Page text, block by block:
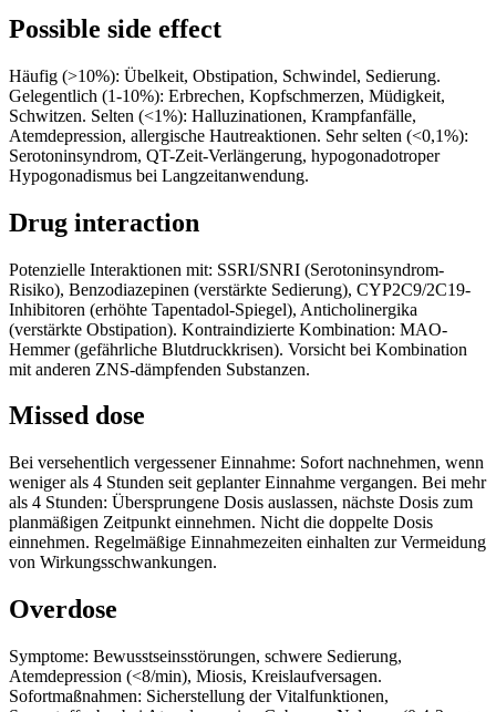
Possible side effect
Häufig (>10%): Übelkeit, Obstipation, Schwindel, Sedierung.
Gelegentlich (1-10%): Erbrechen, Kopfschmerzen, Müdigkeit,
Schwitzen. Selten (<1%): Halluzinationen, Krampfanfälle,
Atemdepression, allergische Hautreaktionen. Sehr selten (<0,1%):
Serotoninsyndrom, QT-Zeit-Verlängerung, hypogonadotroper
Hypogonadismus bei Langzeitanwendung.
Drug interaction
Potenzielle Interaktionen mit: SSRI/SNRI (Serotoninsyndrom-
Risiko), Benzodiazepinen (verstärkte Sedierung), CYP2C9/2C19-
Inhibitoren (erhöhte Tapentadol-Spiegel), Anticholinergika
(verstärkte Obstipation). Kontraindizierte Kombination: MAO-
Hemmer (gefährliche Blutdruckkrisen). Vorsicht bei Kombination
mit anderen ZNS-dämpfenden Substanzen.
Missed dose
Bei versehentlich vergessener Einnahme: Sofort nachnehmen, wenn
weniger als 4 Stunden seit geplanter Einnahme vergangen. Bei mehr
als 4 Stunden: Übersprungene Dosis auslassen, nächste Dosis zum
planmäßigen Zeitpunkt einnehmen. Nicht die doppelte Dosis
einnehmen. Regelmäßige Einnahmezeiten einhalten zur Vermeidung
von Wirkungsschwankungen.
Overdose
Symptome: Bewusstseinsstörungen, schwere Sedierung,
Atemdepression (<8/min), Miosis, Kreislaufversagen.
Sofortmaßnahmen: Sicherstellung der Vitalfunktionen,